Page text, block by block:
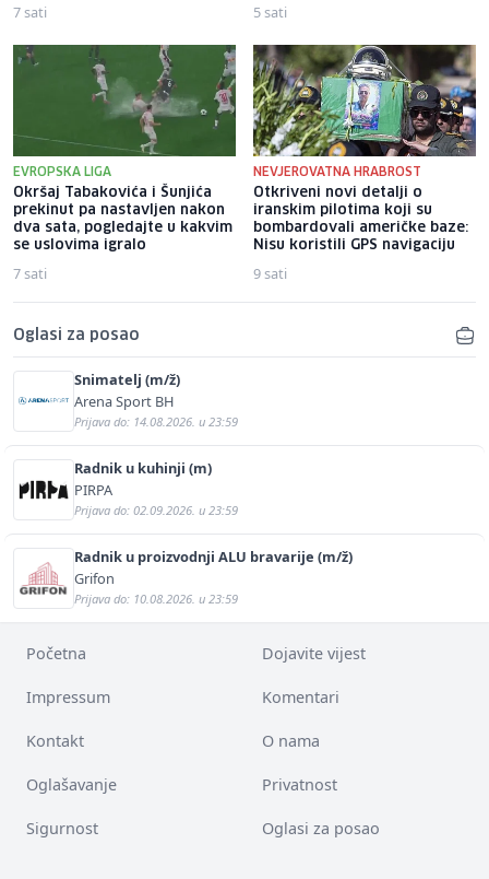
7 sati 5 sati
EVROPSKA LIGA
Okršaj Tabakovića i Šunjića
prekinut pa nastavljen nakon
dva sata, pogledajte u kakvim
se uslovima igralo
7 sati
NEVJEROVATNA HRABROST
Otkriveni novi detalji o
iranskim pilotima koji su
bombardovali američke baze:
Nisu koristili GPS navigaciju
9 sati
Oglasi za posao
Snimatelj (m/ž)
Arena Sport BH
Prijava do: 14.08.2026. u 23:59
Radnik u kuhinji (m)
PIRPA
Prijava do: 02.09.2026. u 23:59
Radnik u proizvodnji ALU bravarije (m/ž)
Grifon
Prijava do: 10.08.2026. u 23:59
Početna Dojavite vijest
Impressum Komentari
Kontakt O nama
Oglašavanje Privatnost
Sigurnost Oglasi za posao